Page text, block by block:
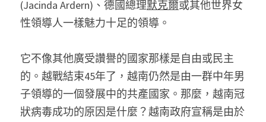
(Jacinda Ardern)、德國總理默克爾或其他世界女
性領導人一樣魅力十足的領導。
它不像其他廣受讚譽的國家那樣是自由或民主
的。越戰結束45年了，越南仍然是由一群中年男
子領導的一個發展中的共產國家。那麼，越南冠
狀病毒成功的原因是什麼？越南政府宣稱是由於